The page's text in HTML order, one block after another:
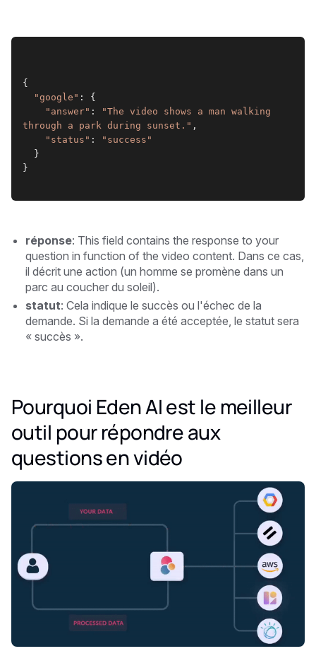
{
"google" : {
"answer" :
"The video shows a man walking
through a park during sunset." ,
"status" :
"success"
  }
}
réponse: This field contains the response to your
question in function of the video content. Dans ce cas,
il décrit une action (un homme se promène dans un
parc au coucher du soleil).
statut: Cela indique le succès ou l'échec de la
demande. Si la demande a été acceptée, le statut sera
« succès ».
Pourquoi Eden AI est le meilleur
outil pour répondre aux
questions en vidéo